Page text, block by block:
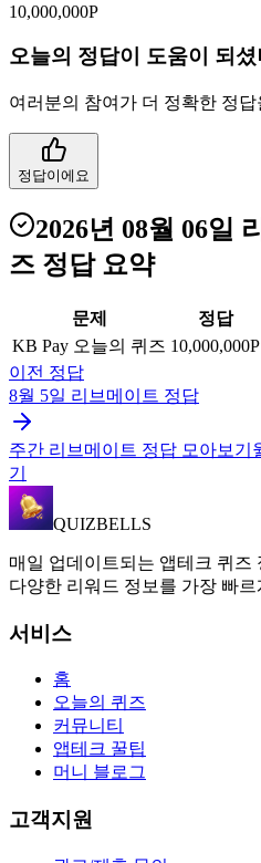
10,000,000P
오늘의 정답이 도움이 되셨
여러분의 참여가 더 정확한 정
정답이에요
2026년 08월 06일
즈 정답 요약
문제
정답
KB Pay 오늘의 퀴즈 10,000,000P
이전 정답
8월 5일 리브메이트 정답
주간 리브메이트 정답 모아보기
기
QUIZBELLS
매일 업데이트되는 앱테크 퀴즈
다양한 리워드 정보를 가장 빠
서비스
홈
오늘의 퀴즈
커뮤니티
앱테크 꿀팁
머니 블로그
고객지원